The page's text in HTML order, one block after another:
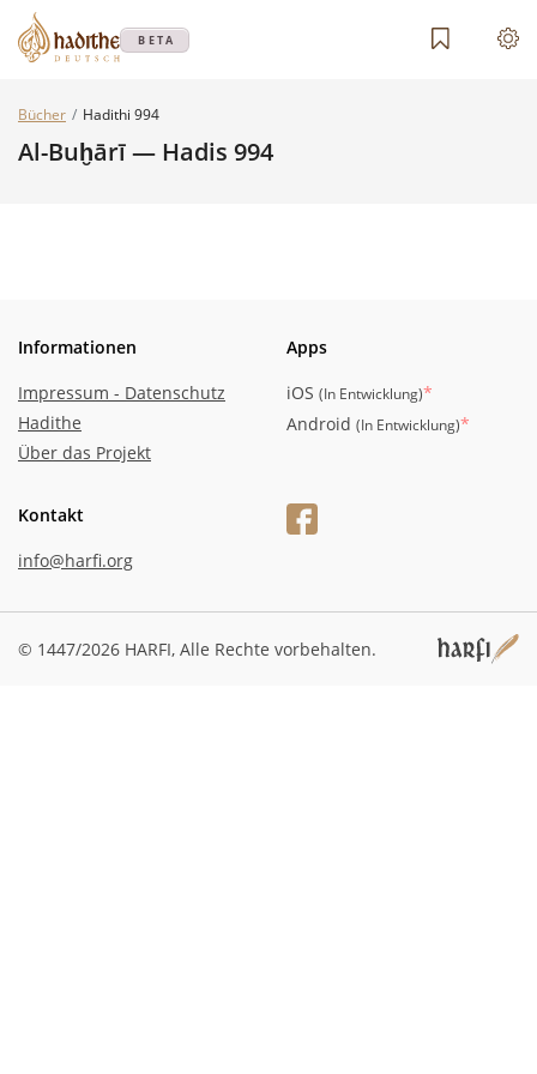
BETA
Bücher Hadithi 994
Al-Buḫārī — Hadis 994
Informationen
Impressum - Datenschutz
Hadithe
Über das Projekt
Apps
iOS (In Entwicklung)*
Android (In Entwicklung)*
Kontakt
info@harfi.org
© 1447/2026 HARFI, Alle Rechte vorbehalten.